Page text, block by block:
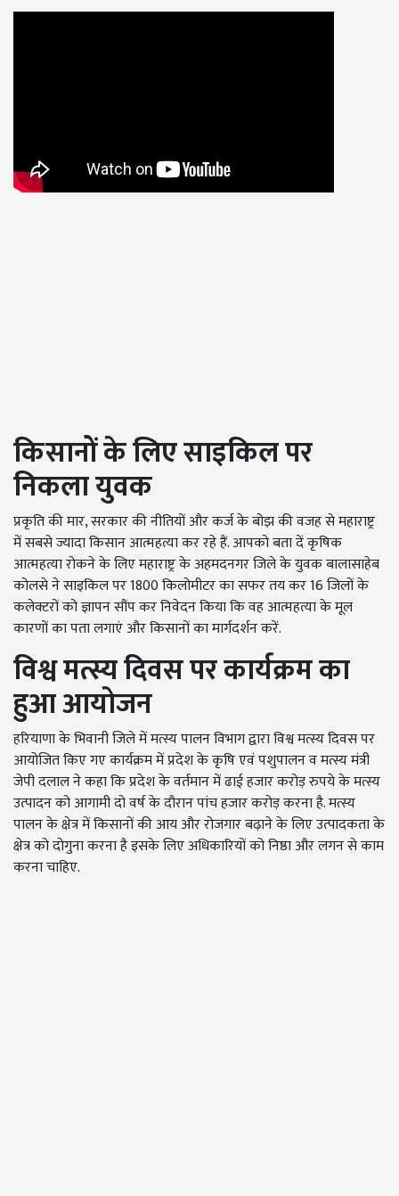
किसानों के लिए साइकिल पर
निकला युवक
प्रकृति की मार, सरकार की नीतियों और कर्ज के बोझ की वजह से महाराष्ट्र
में सबसे ज्यादा किसान आत्महत्या कर रहे हैं. आपको बता दें कृषिक
आत्महत्या रोकने के लिए महाराष्ट्र के अहमदनगर जिले के युवक बालासाहेब
कोलसे ने साइकिल पर 1800 किलोमीटर का सफर तय कर 16 जिलों के
कलेक्टरों को ज्ञापन सौंप कर निवेदन किया कि वह आत्महत्या के मूल
कारणों का पता लगाएं और किसानों का मार्गदर्शन करें.
विश्व मत्स्य दिवस पर कार्यक्रम का
हुआ आयोजन
हरियाणा के भिवानी जिले में मत्स्य पालन विभाग द्वारा विश्व मत्स्य दिवस पर
आयोजित किए गए कार्यक्रम में प्रदेश के कृषि एवं पशुपालन व मत्स्य मंत्री
जेपी दलाल ने कहा कि प्रदेश के वर्तमान में ढाई हजार करोड़ रुपये के मत्स्य
उत्पादन को आगामी दो वर्ष के दौरान पांच हजार करोड़ करना है. मत्स्य
पालन के क्षेत्र में किसानों की आय और रोजगार बढ़ाने के लिए उत्पादकता के
क्षेत्र को दोगुना करना है इसके लिए अधिकारियों को निष्ठा और लगन से काम
करना चाहिए.